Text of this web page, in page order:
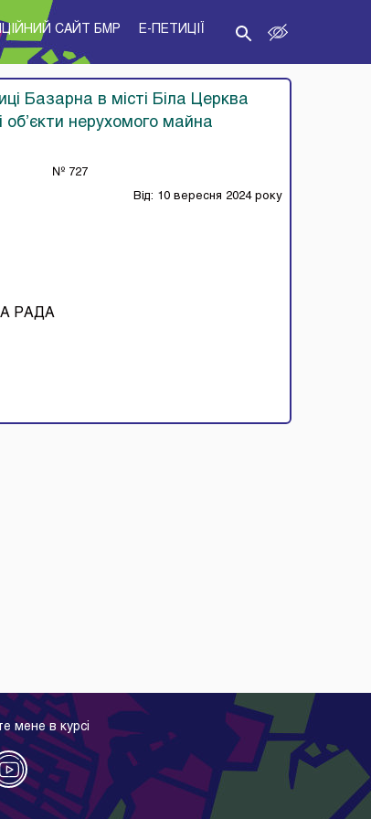
САЙТ БМР E-ПЕТИЦІЇ
Базарна в місті Біла Церква
об’єкти нерухомого майна
№ 727
Від: 10 вересня 2024 року
РАДА
мене в курсі